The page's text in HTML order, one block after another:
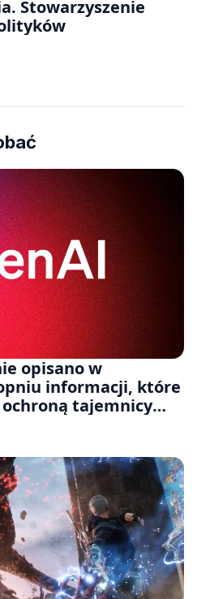
Stowarzyszenie
opisano w
informacji, które
tajemnicy
żąda odrzucenia